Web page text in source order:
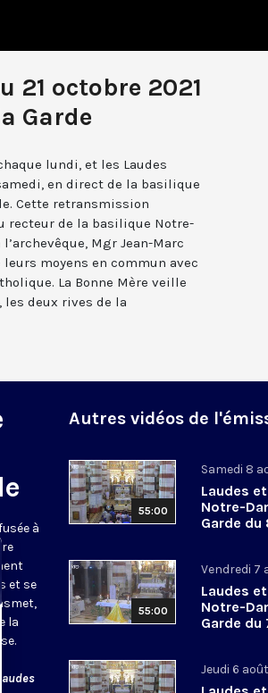
21 octobre 2021
Garde
lundi, et les Laudes
en direct de la basilique
Cette retransmission
recteur de la basilique Notre-
Mgr Jean-Marc
moyens en commun avec
La Bonne Mère veille
deux rives de la
à
et se
la
Autres vidéos de
55:00
Samedi 8
Laudes
Notre-
Garde
55:00
Vendredi 7
Laudes
Notre-
Garde
Jeudi 6